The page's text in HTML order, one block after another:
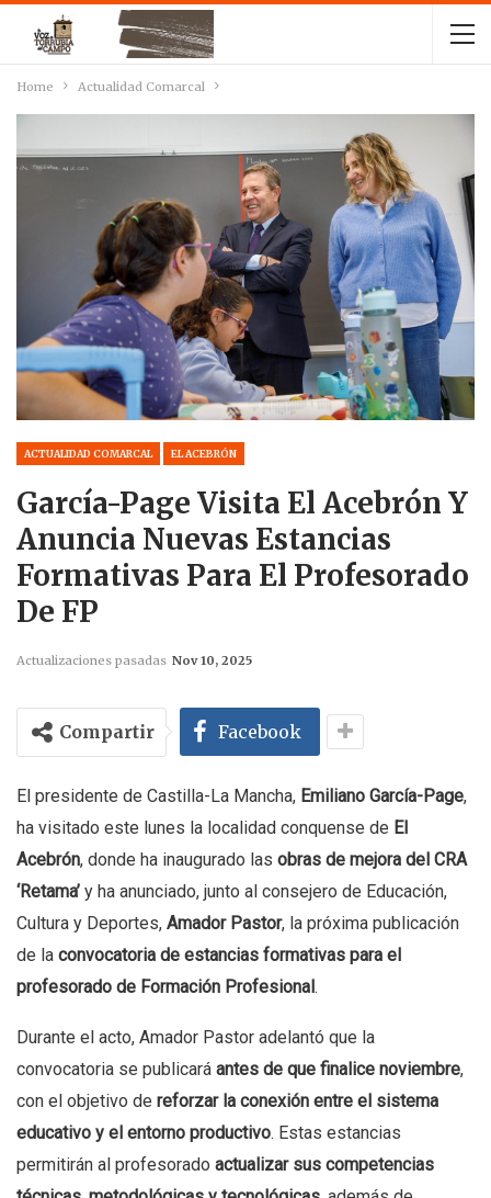
Home Actualidad Comarcal
ACTUALIDAD COMARCAL EL ACEBRÓN
García-Page Visita El Acebrón Y
Anuncia Nuevas Estancias
Formativas Para El Profesorado
De FP
Actualizaciones pasadas Nov 10, 2025
Compartir Facebook
El presidente de Castilla-La Mancha, Emiliano García-Page,
ha visitado este lunes la localidad conquense de El
Acebrón, donde ha inaugurado las obras de mejora del CRA
‘Retama’ y ha anunciado, junto al consejero de Educación,
Cultura y Deportes, Amador Pastor, la próxima publicación
de la convocatoria de estancias formativas para el
profesorado de Formación Profesional.
Durante el acto, Amador Pastor adelantó que la
convocatoria se publicará antes de que finalice noviembre,
con el objetivo de reforzar la conexión entre el sistema
educativo y el entorno productivo. Estas estancias
permitirán al profesorado actualizar sus competencias